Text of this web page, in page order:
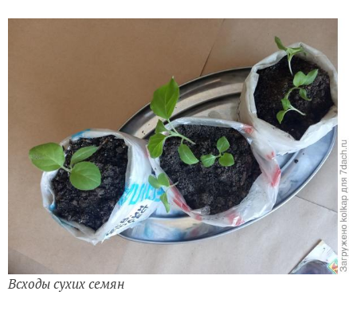
Всходы сухих семян